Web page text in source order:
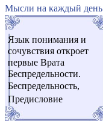
Мысли на каждый день
Язык понимания и
сочувствия откроет
первые Врата
Беспредельности.
Беспредельность,
Предисловие